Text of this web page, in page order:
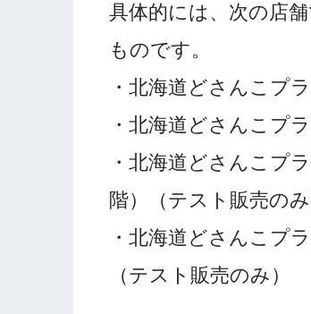
具体的には、次の店
ものです。
・北海道どさんこプ
・北海道どさんこプ
・北海道どさんこプ
階）（テスト販売のみ
・北海道どさんこプ
（テスト販売のみ）